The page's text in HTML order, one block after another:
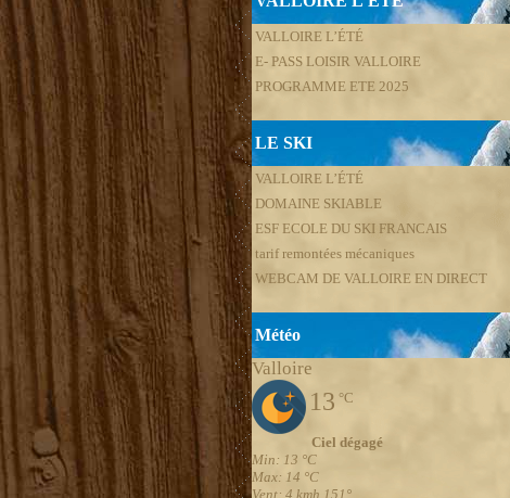
VALLOIRE L’ÉTÉ
E- PASS LOISIR VALLOIRE
PROGRAMME ETE 2025
LE SKI
VALLOIRE L’ÉTÉ
DOMAINE SKIABLE
ESF ECOLE DU SKI FRANCAIS
tarif remontées mécaniques
WEBCAM DE VALLOIRE EN DIRECT
Météo
Valloire
13 °C
Ciel dégagé
Min: 13 °C
Max: 14 °C
Vent: 4 kmh 151°